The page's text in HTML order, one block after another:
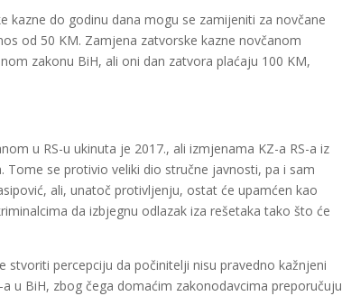
kazne do godinu dana mogu se zamijeniti za novčane
od 50 KM. Zamjena zatvorske kazne novčanom
zakonu BiH, ali oni dan zatvora plaćaju 100 KM,
u RS-u ukinuta je 2017., ali izmjenama KZ-a RS-a iz
Tome se protivio veliki dio stručne javnosti, pa i sam
ali, unatoč protivljenju, ostat će upamćen kao
da izbjegnu odlazak iza rešetaka tako što će
percepciju da počinitelji nisu pravedno kažnjeni
u BiH, zbog čega domaćim zakonodavcima preporučuju